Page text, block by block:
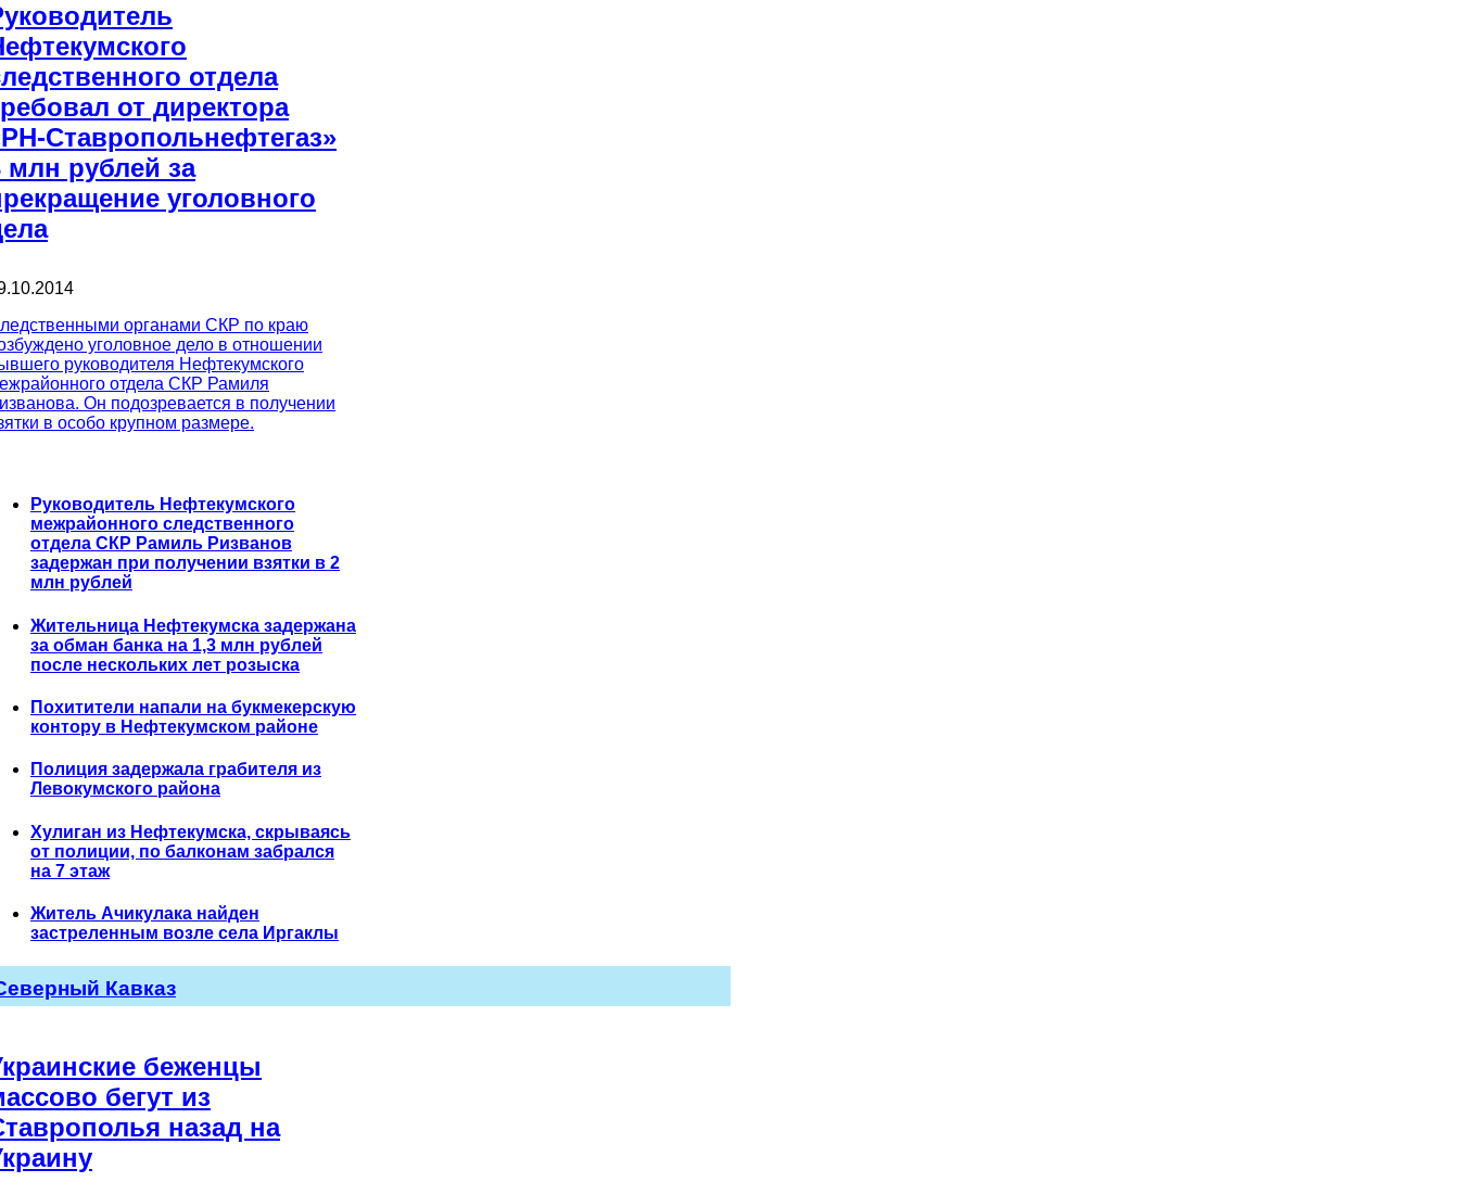
отдела
от директора
Ставропольнефтегаз»
млн рублей за
уголовного
органами СКР по краю
уголовное дело в отношении
руководителя Нефтекумского
отдела СКР Рамиля
Он подозревается в получении
в особо крупном размере.
Руководитель Нефтекумского
межрайонного следственного
отдела СКР Рамиль Ризванов
задержан при получении взятки в 2
млн рублей
Жительница Нефтекумска задержана
за обман банка на 1,3 млн рублей
после нескольких лет розыска
Похитители напали на букмекерскую
контору в Нефтекумском районе
Полиция задержала грабителя из
Левокумского района
Хулиган из Нефтекумска, скрываясь
от полиции, по балконам забрался
на 7 этаж
Житель Ачикулака найден
застреленным возле села Иргаклы
Кавказ
беженцы
бегут из
назад на